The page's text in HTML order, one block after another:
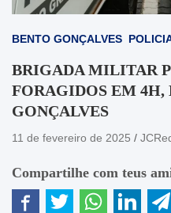
BENTO GONÇALVES
BRIGADA MILITAR
FORAGIDOS EM 4H,
GONÇALVES
11 de fevereiro de 2025
Compartilhe com teus